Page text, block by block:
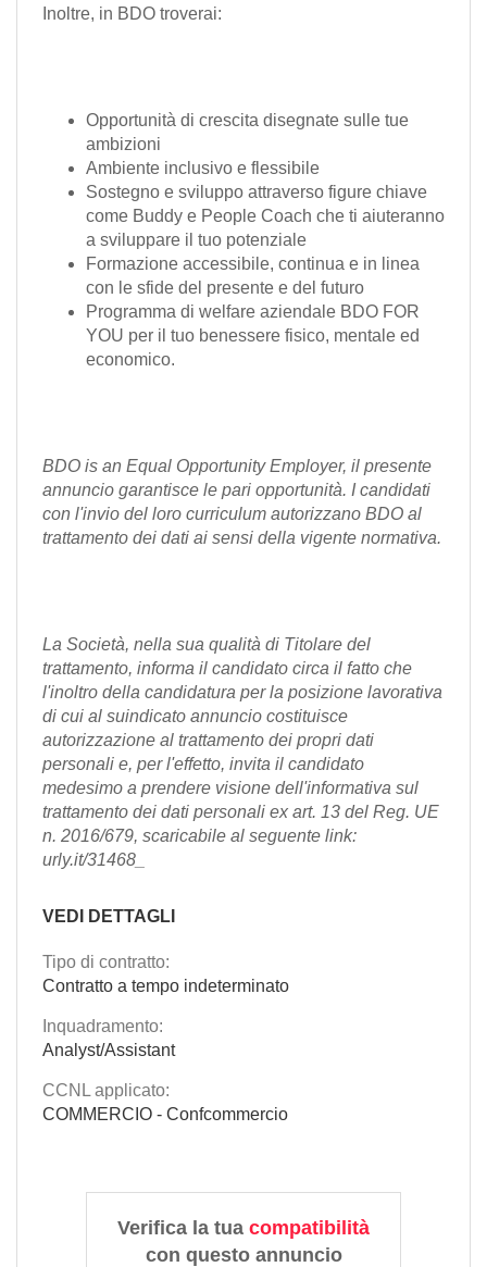
Inoltre, in BDO troverai:
Opportunità di crescita disegnate sulle tue
ambizioni
Ambiente inclusivo e flessibile
Sostegno e sviluppo attraverso figure chiave
come Buddy e People Coach che ti aiuteranno
a sviluppare il tuo potenziale
Formazione accessibile, continua e in linea
con le sfide del presente e del futuro
Programma di welfare aziendale BDO FOR
YOU per il tuo benessere fisico, mentale ed
economico.
BDO is an Equal Opportunity Employer, il presente
annuncio garantisce le pari opportunità. I candidati
con l'invio del loro curriculum autorizzano BDO al
trattamento dei dati ai sensi della vigente normativa.
La Società, nella sua qualità di Titolare del
trattamento, informa il candidato circa il fatto che
l'inoltro della candidatura per la posizione lavorativa
di cui al suindicato annuncio costituisce
autorizzazione al trattamento dei propri dati
personali e, per l'effetto, invita il candidato
medesimo a prendere visione dell'informativa sul
trattamento dei dati personali ex art. 13 del Reg. UE
n. 2016/679, scaricabile al seguente link:
urly.it/31468_
VEDI DETTAGLI
Tipo di contratto:
Contratto a tempo indeterminato
Inquadramento:
Analyst/Assistant
CCNL applicato:
COMMERCIO - Confcommercio
Verifica la tua compatibilità
con questo annuncio